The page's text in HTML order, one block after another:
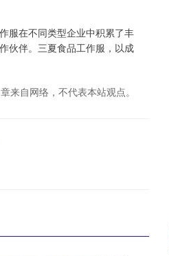
服在不同类型企业中积累了丰
伙伴。三夏食品工作服，以成
来自网络，不代表本站观点。